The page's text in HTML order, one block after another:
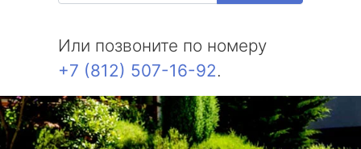
Или позвоните по номеру
+7 (812) 507-16-92.